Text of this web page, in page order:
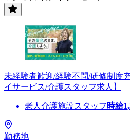
未経験者歓迎/経験不問/研修制度
イサービス/介護スタッフ求人】
老人介護施設スタッフ 時給
勤務地